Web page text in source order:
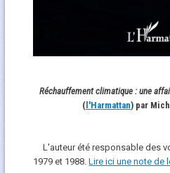
Réchauffement climatique : une
(l'Harmattan) par
L'auteur été responsable des
1979 et 1988.Lire ici une note de